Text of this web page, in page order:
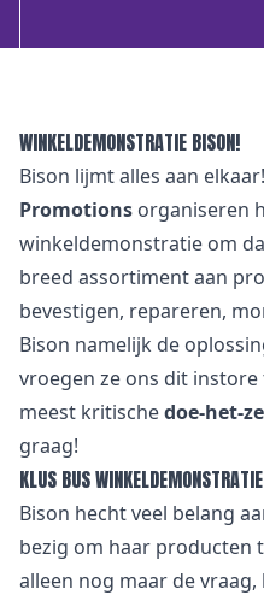
WINKELDEMONSTRATIE BISON!
Bison lijmt alles aan
Promotions organiseren
winkeldemonstratie om
breed assortiment aan
bevestigen, repareren,
Bison namelijk de
vroegen ze ons dit
meest kritischedoe-het-
graag!
KLUS BUS WINKELDEMONSTRATIE
Bison hecht veel belang
bezig om haar producten
alleen nog maar de